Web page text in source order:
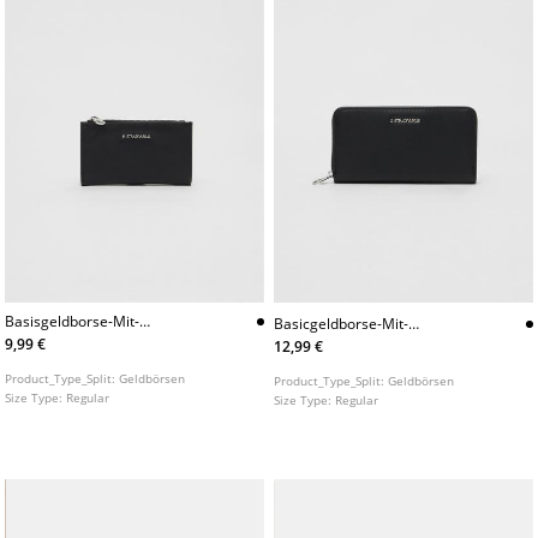
Basisgeldborse-Mit-
Reiverschluss
9,99 €
Product_Type_Split:Geldbörsen
Size Type: Regular
Basicgeldborse-Mit-
Reiverschluss
12,99 €
Product_Type_Split:Geldbörsen
Size Type: Regular